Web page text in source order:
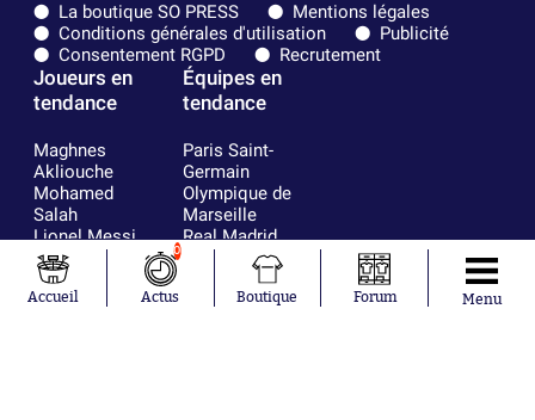
La boutique SO PRESS
Mentions légales
Conditions générales d'utilisation
Publicité
Consentement RGPD
Recrutement
Joueurs en
tendance
Maghnes
Akliouche
Mohamed
Salah
Lionel Messi
Ferrán Torres
Kilian Corredor
Franco
Équipes en
tendance
Paris Saint-
Germain
Olympique de
Marseille
Real Madrid
Olympique
lyonnais
Accueil
0
Actus Boutique Forum Menu